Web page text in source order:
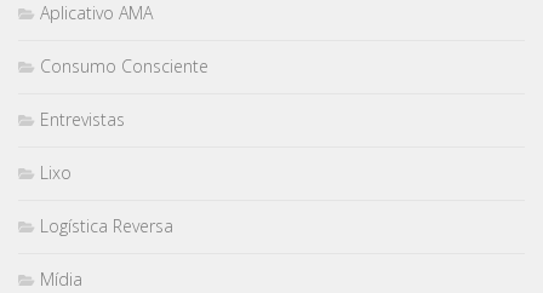
Aplicativo AMA
Consumo Consciente
Entrevistas
Lixo
Logística Reversa
Mídia